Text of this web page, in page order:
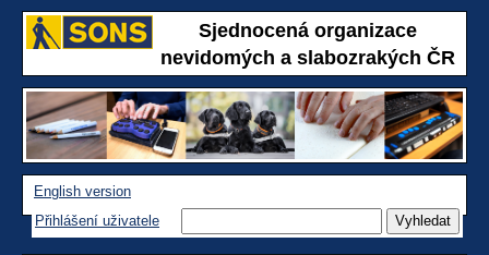
Sjednocená organizace
nevidomých a slabozrakých ČR
English version
Přihlášení uživatele